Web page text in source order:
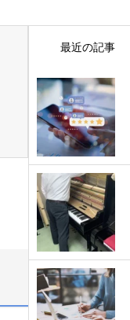
最近の記事